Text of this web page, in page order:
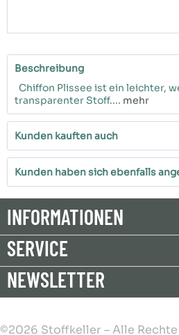
Beschreibung
Chiffon Plissee ist ein leichter,
transparenter Stoff.... mehr
Kunden kauften auch
Kunden haben sich ebenfalls
INFORMATIONEN
SERVICE
NEWSLETTER
©2026 Stoffkeller – Alle